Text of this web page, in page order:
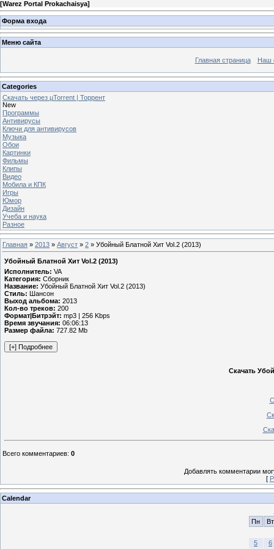
[Warez Portal Prokachaisya]
Форма входа
Меню сайта
Главная страница Наш
Categories
Скачать через µTorrent | Торрент
New
Программы
Антивирусы
Ключи для антивирусов
Музыка
Обои
Картинки
Фильмы
Клипы
Видео
Мобила и КПК
Игры
Юмор
Дизайн
Учеба и наука
Разное
Главная » 2013 » Август » 2 » Убойный Блатной Хит Vol.2 (2013)
Убойный Блатной Хит Vol.2 (2013)
Исполнитель: VA
Категория: Сборник
Название: Убойный Блатной Хит Vol.2 (2013)
Стиль: Шансон
Выход альбома: 2013
Кол-во треков: 200
Формат|Битрэйт: mp3 | 256 Kbps
Время звучания: 06:06:13
Размер файла: 727.82 Mb
Скачать
Всего комментариев: 0
Добавлять комментарии
[
Calendar
Пн
Вт
5
6